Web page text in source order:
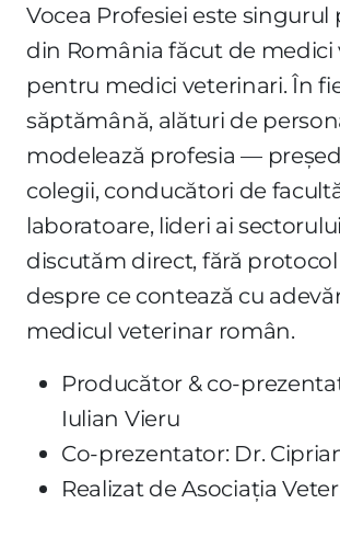
Vocea Profesiei este singurul
din România făcut de medici
pentru medici veterinari. În
săptămână, alături de
modelează profesia —
colegii, conducători de
laboratoare, lideri ai
discutăm direct, fără
despre ce contează cu
medicul veterinar român.
Producător & co-
Iulian Vieru
Co-prezentator: Dr.
Realizat de Asociația